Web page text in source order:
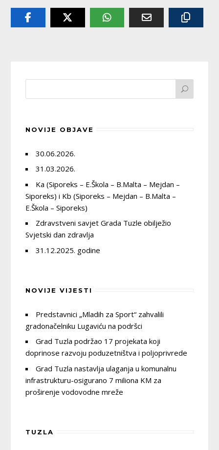
NOVIJE OBJAVE
30.06.2026.
31.03.2026.
Ka (Siporeks – E.Škola – B.Malta – Mejdan –
Siporeks) i Kb (Siporeks – Mejdan – B.Malta –
E.Škola – Siporeks)
Zdravstveni savjet Grada Tuzle obilježio
Svjetski dan zdravlja
31.12.2025. godine
NOVIJE VIJESTI
Predstavnici „Mladih za Sport“ zahvalili
gradonačelniku Lugaviću na podršci
Grad Tuzla podržao 17 projekata koji
doprinose razvoju poduzetništva i poljoprivrede
Grad Tuzla nastavlja ulaganja u komunalnu
infrastrukturu-osigurano 7 miliona KM za
proširenje vodovodne mreže
TUZLA